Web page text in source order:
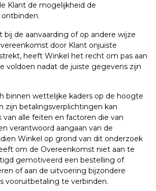
Klant de mogelijkheid de
bij de aanvaarding of op andere wijze
door Klant onjuiste
heeft Winkel het recht om pas aan
voldoen nadat de juiste gegevens zijn
binnen wettelijke kaders op de hoogte
zijn betalingsverplichtingen kan
van alle feiten en factoren die van
verantwoord aangaan van de
Winkel op grond van dit onderzoek
om de Overeenkomst niet aan te
gemotiveerd een bestelling of
of aan de uitvoering bijzondere
vooruitbetaling te verbinden.